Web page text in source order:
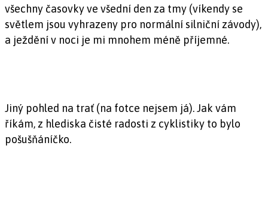
všechny časovky ve všední den za tmy (víkendy se
světlem jsou vyhrazeny pro normální silniční závody),
a ježdění v noci je mi mnohem méně příjemné.
Jiný pohled na trať (na fotce nejsem já). Jak vám
říkám, z hlediska čisté radosti z cyklistiky to bylo
pošušňáníčko.